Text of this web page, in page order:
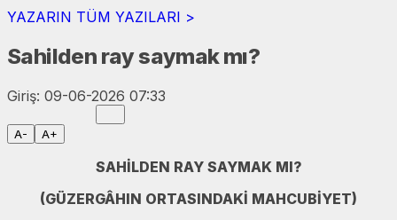
YAZARIN TÜM YAZILARI >
Sahilden ray saymak mı?
Giriş: 09-06-2026 07:33
A- A+
SAHİLDEN RAY SAYMAK MI?
(GÜZERGÂHIN ORTASINDAKİ MAHCUBİYET)